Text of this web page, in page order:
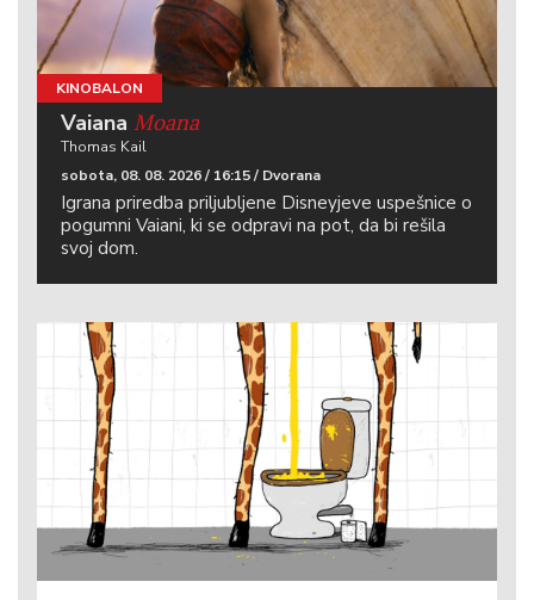
KINOBALON
Vaiana Moana
Thomas Kail
sobota, 08. 08. 2026 / 16:15 / Dvorana
Igrana priredba priljubljene Disneyjeve uspešnice o
pogumni Vaiani, ki se odpravi na pot, da bi rešila
svoj dom.